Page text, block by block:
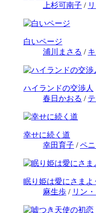
上杉可南子 /
白いページ
浦川まさる /
ハイランドの交渉人
春日かおる /
幸せに続く道
幸田育子 /ペ
眠り姫は愛にさまよ
麻生歩 / リン